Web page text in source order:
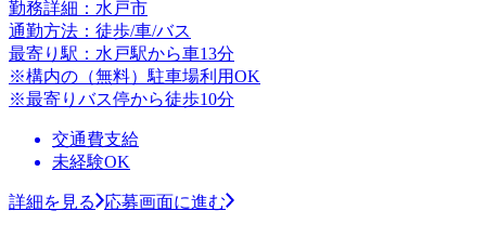
勤務詳細：水戸市
通勤方法：徒歩/車/バス
最寄り駅：水戸駅から車13分
※構内の（無料）駐車場利用OK
※最寄りバス停から徒歩10分
交通費支給
未経験OK
詳細を見る 応募画面に進む